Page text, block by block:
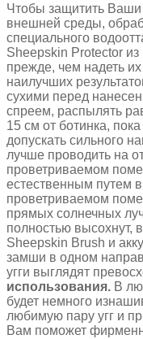
Чтобы защитить Ваши
внешней среды,
специального
Sheepskin Protector
прежде, чем надеть
наилучших
сухими перед
спреем, распылять
15 см от ботинка,
допускать сильного
лучше проводить на
проветриваемом
естественным путем
проветриваемом
прямых солнечных
полностью высохнут,
Sheepskin Brush и
замши в одном
угги выглядят
использования. В
будет немного
любимую пару угг и
Вам поможет